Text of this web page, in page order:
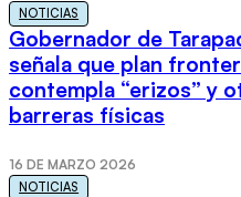
NOTICIAS
Gobernador de
señala que plan
contempla “erizos” y
barreras físicas
16 DE MARZO 2026
NOTICIAS